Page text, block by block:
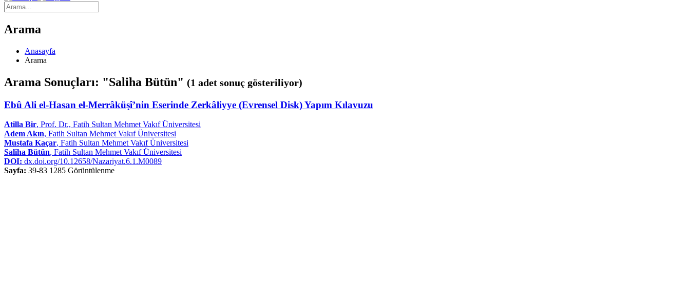
Arama
Anasayfa
Arama
Arama Sonuçları: "Saliha Bütün" (1 adet sonuç gösteriliyor)
Ebû Ali el-Hasan el-Merrâküşî’nin Eserinde Zerkâliyye (Evrensel Disk) Yapım Kılavuzu
Atilla Bir, Prof. Dr., Fatih Sultan Mehmet Vakıf Üniversitesi
Adem Akın, Fatih Sultan Mehmet Vakıf Üniversitesi
Mustafa Kaçar, Fatih Sultan Mehmet Vakıf Üniversitesi
Saliha Bütün, Fatih Sultan Mehmet Vakıf Üniversitesi
DOI: dx.doi.org/10.12658/Nazariyat.6.1.M0089
Sayfa: 39-83 1285 Görüntülenme